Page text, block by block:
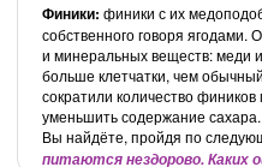
Финики: финики с их
собственного говоря ягодами.
и минеральных веществ: меди
больше клетчатки, чем
сократили количество
уменьшить содержание
Вы найдёте, пройдя по
питаются нездорово. Каких